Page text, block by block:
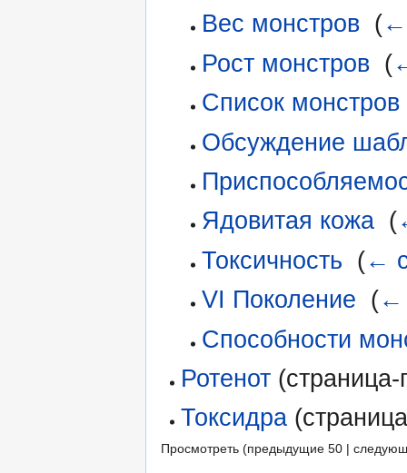
Вес монстров‎ (←
Рост монстров‎ (
Список
Обсуждение
Ядовитая кожа‎ (
Токсичность (←
VI Поколение (←
Способности
Ротенот
Токсидра
Просмотреть (предыдущие 50 |